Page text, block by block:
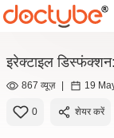
इरेक्टाइल
867 व्यूज़ | 19
0 शेयर करें